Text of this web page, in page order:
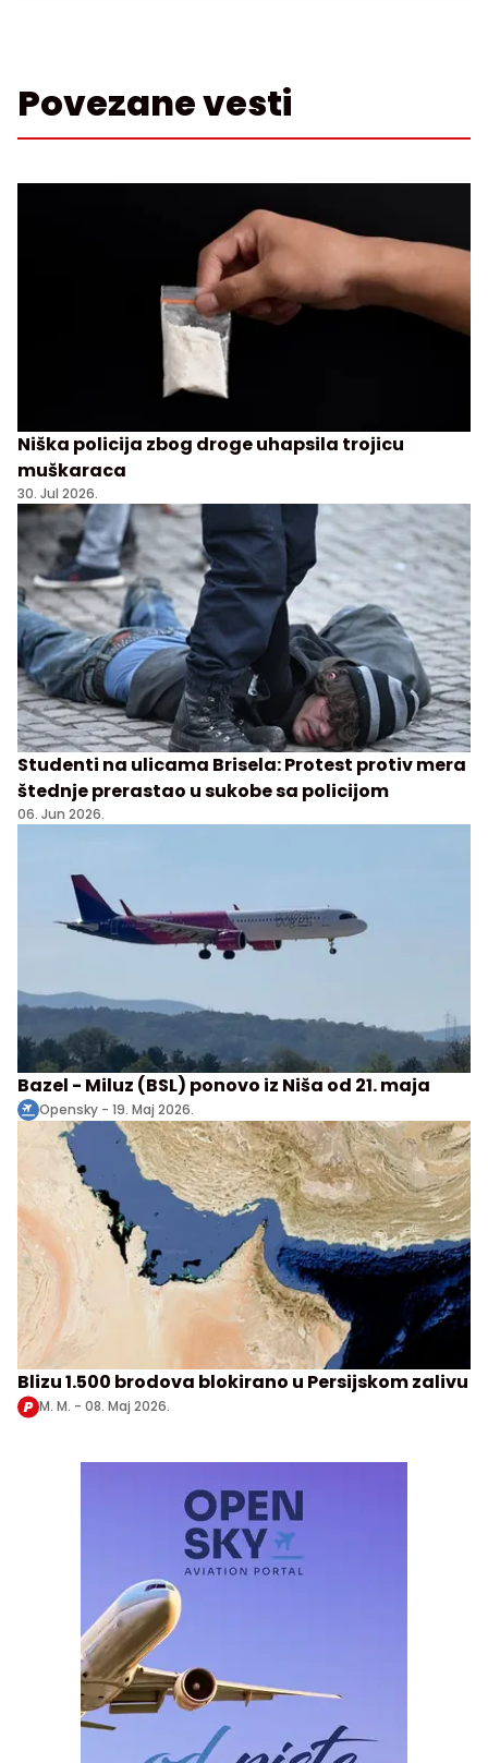
Povezane vesti
Niška policija zbog droge uhapsila trojicu
muškaraca
30. Jul 2026.
Studenti na ulicama Brisela: Protest protiv mera
štednje prerastao u sukobe sa policijom
06. Jun 2026.
Bazel - Miluz (BSL) ponovo iz Niša od 21. maja
Opensky - 19. Maj 2026.
Blizu 1.500 brodova blokirano u Persijskom zalivu
M. M. - 08. Maj 2026.